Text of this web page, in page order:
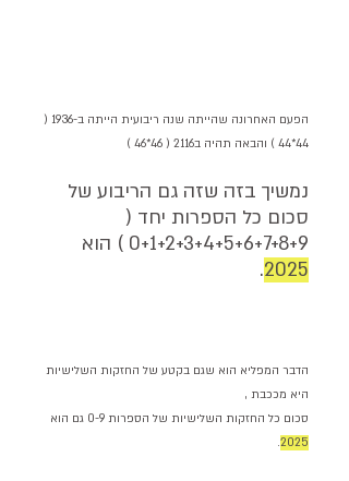
הפעם האחרונה שהייתה שנה ריבועית הייתה ב-1936 (
44*44 ) והבאה תהיה ב2116 ( 46*46 )
נמשיך בזה שזה גם הריבוע של
סכום כל הספרות יחד (
0+1+2+3+4+5+6+7+8+9 ) הוא
2025
.
הדבר המפליא הוא שגם בקטע של החזקות השלישיות
היא מככבת ,
סכום כל החזקות השלישיות של הספרות 0-9 גם הוא
2025
.